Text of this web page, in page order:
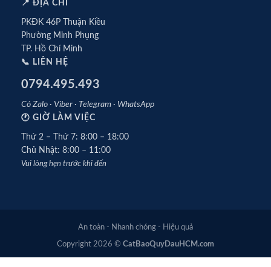
📍 ĐỊA CHỈ
PKĐK 46P Thuận Kiều
Phường Minh Phụng
TP. Hồ Chí Minh
📞 LIÊN HỆ
0794.495.493
Có Zalo · Viber · Telegram · WhatsApp
🕐 GIỜ LÀM VIỆC
Thứ 2 – Thứ 7: 8:00 – 18:00
Chủ Nhật: 8:00 – 11:00
Vui lòng hẹn trước khi đến
An toàn - Nhanh chóng - Hiệu quả
Copyright 2026 © CatBaoQuyDauHCM.com